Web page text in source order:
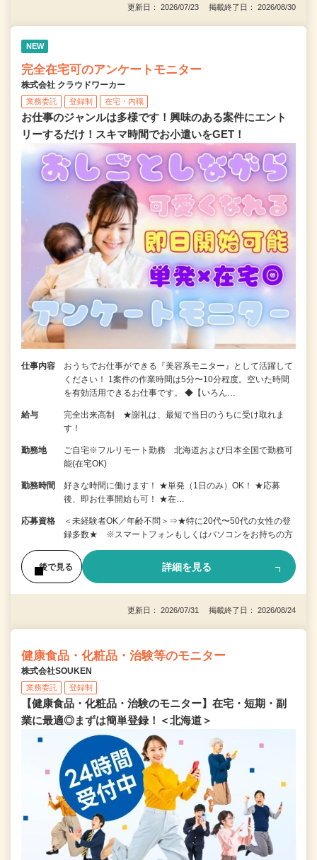
更新日： 2026/07/23 掲載終了日： 2026/08/30
NEW
完全在宅可のアンケートモニター
株式会社 クラウドワーカー
業務委託 登録制 在宅・内職
お仕事のジャンルは多様です！興味のある案件にエント
リーするだけ！スキマ時間でお小遣いをGET！
仕事内容
おうちでお仕事ができる『美容系モニター』として活躍して
ください！ 1案件の作業時間は5分〜10分程度。空いた時間
を有効活用できるお仕事です。 ◆【いろん…
給与
完全出来高制 ★謝礼は、最短で当日のうちに受け取れま
す！
勤務地
ご自宅※フルリモート勤務 北海道および日本全国で勤務可
能(在宅OK)
勤務時間
好きな時間に働けます！ ★単発（1日のみ）OK！ ★応募
後、即お仕事開始も可！ ★在…
応募資格
＜未経験者OK／年齢不問＞⇒★特に20代〜50代の女性の登
録多数★ ※スマートフォンもしくはパソコンをお持ちの方
後で見る 詳細を見る
更新日： 2026/07/31 掲載終了日： 2026/08/24
健康食品・化粧品・治験等のモニター
株式会社SOUKEN
業務委託 登録制
【健康食品・化粧品・治験のモニター】在宅・短期・副
業に最適◎まずは簡単登録！＜北海道＞